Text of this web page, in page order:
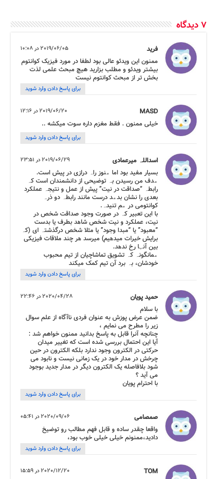
7 دیدگاه
فرید 2019/06/05 در 10:08
ممنون این ویدئو عالی بود لطفا در مورد فیزیک کوانتوم
بیشتر ویدئو و مطلب بزارید هیچ مبحث علمی لذت
بخش تر از مبحث کوانتوم نیست
برای پاسخ دادن وارد شوید
MASD 2019/06/20 در 12:16
خیلی ممنون . فقط مغزم داره سوت میکشه ..
برای پاسخ دادن وارد شوید
اسداللہ میرعمادی 2019/06/29 در 23:51
بسیار مفید بود اما ھنوز راہ درازی در پیش است.
ھدف من رسیدن بہ توضیحی از دانشمندان است کہ
رابطہ “صداقت در نیت” پیش از عمل و نتیجہ عملکرد
بعدی را نشان بدھد درست مانند رابطہ دو ذرہ
کوانتومی در ھم تنیدہ.
با این تعبیر کہ در صورت وجود صداقت شخص در
نیت، عملکرد و نیت شخص شاھد بطرف یا بدست
“معبود” یا “مبدا وجود” یا مٹلا شخص درگذشتہ ای (کہ
برایش خیرات میدھیم) میرسد ھر چند ملاقات فیزیکی
بین آنہا رخ ندھد.
ھمانگونہ کہ تشویق تماشاچیان از تیم محبوب
خودشان، بہ برد آن تیم کمک میکند
برای پاسخ دادن وارد شوید
حمید پویان 2020/04/28 در 22:46
با سلام
ضمن عرض پوزش به عنوان فردی ناآگاه از علم سوال
زیر را مطرح می نمایم ،
چنانچه آنرا قابل به پاسخ بدانید ممنون خواهم شد :
آیا این احتمال بررسی شده است که تغییر میدان
حرکتی در الکترون وجود ندارد بلکه الکترون در حین
چرخش در مدار خود در یک زمانی نیست و نابود می
شود بلافاصله یک الکترون دیگر در مدار جدید بوجود
می آید ؟
با احترام پویان
برای پاسخ دادن وارد شوید
صمصامی 2020/09/06 در 05:41
واقعا چقدر ساده و قابل فهم مطالب رو توضیخ
دادید،ممنونم خیلی خیلی خوب بود،
برای پاسخ دادن وارد شوید
TOM 2020/12/20 در 15:59